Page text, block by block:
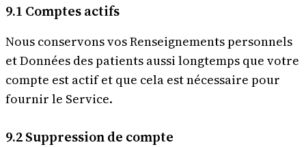
9.1 Comptes actifs
Nous conservons vos Renseignements personnels
et Données des patients aussi longtemps que votre
compte est actif et que cela est nécessaire pour
fournir le Service.
9.2 Suppression de compte